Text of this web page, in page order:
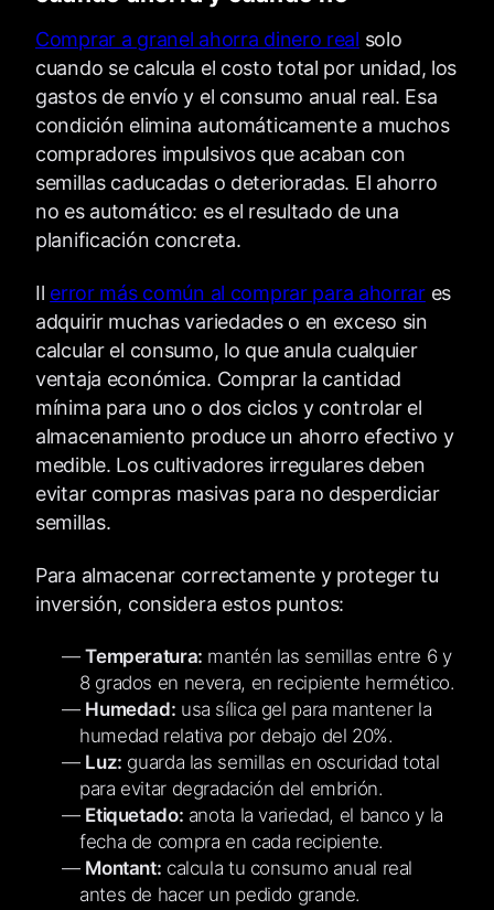
Comprar a granel ahorra dinero real solo
cuando se calcula el costo total por unidad, los
gastos de envío y el consumo anual real. Esa
condición elimina automáticamente a muchos
compradores impulsivos que acaban con
semillas caducadas o deterioradas. El ahorro
no es automático: es el resultado de una
planificación concreta.
Il error más común al comprar para ahorrares
adquirir muchas variedades o en exceso sin
calcular el consumo, lo que anula cualquier
ventaja económica. Comprar la cantidad
mínima para uno o dos ciclos y controlar el
almacenamiento produce un ahorro efectivo y
medible. Los cultivadores irregulares deben
evitar compras masivas para no desperdiciar
semillas.
Para almacenar correctamente y proteger tu
inversión, considera estos puntos:
Temperatura: mantén las semillas entre 6 y
8 grados en nevera, en recipiente hermético.
Humedad: usa sílica gel para mantener la
humedad relativa por debajo del 20%.
Luz: guarda las semillas en oscuridad total
para evitar degradación del embrión.
Etiquetado: anota la variedad, el banco y la
fecha de compra en cada recipiente.
Montant: calcula tu consumo anual real
antes de hacer un pedido grande.